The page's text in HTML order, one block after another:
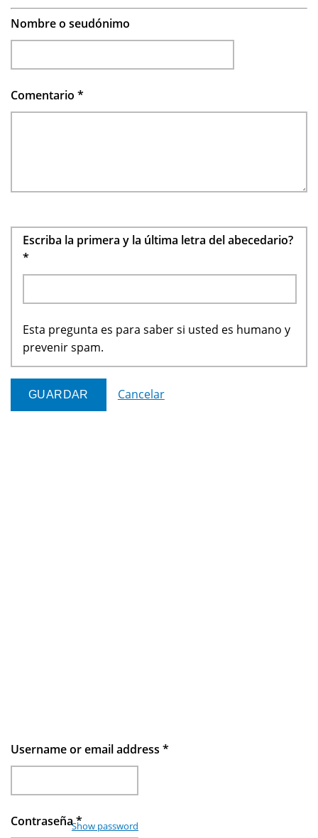
Nombre o seudónimo
Comentario *
Escriba la primera y la última letra del abecedario?
*
Esta pregunta es para saber si usted es humano y
prevenir spam.
Cancelar
Username or email address *
Contraseña*
Show password